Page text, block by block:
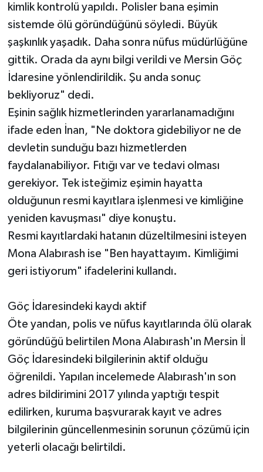
kimlik kontrolü yapıldı. Polisler bana eşimin
sistemde ölü göründüğünü söyledi. Büyük
şaşkınlık yaşadık. Daha sonra nüfus müdürlüğüne
gittik. Orada da aynı bilgi verildi ve Mersin Göç
İdaresine yönlendirildik. Şu anda sonuç
bekliyoruz" dedi.
Eşinin sağlık hizmetlerinden yararlanamadığını
ifade eden İnan, "Ne doktora gidebiliyor ne de
devletin sunduğu bazı hizmetlerden
faydalanabiliyor. Fıtığı var ve tedavi olması
gerekiyor. Tek isteğimiz eşimin hayatta
olduğunun resmi kayıtlara işlenmesi ve kimliğine
yeniden kavuşması" diye konuştu.
Resmi kayıtlardaki hatanın düzeltilmesini isteyen
Mona Alabırash ise "Ben hayattayım. Kimliğimi
geri istiyorum" ifadelerini kullandı.
Göç İdaresindeki kaydı aktif
Öte yandan, polis ve nüfus kayıtlarında ölü olarak
göründüğü belirtilen Mona Alabırash'ın Mersin İl
Göç İdaresindeki bilgilerinin aktif olduğu
öğrenildi. Yapılan incelemede Alabırash'ın son
adres bildirimini 2017 yılında yaptığı tespit
edilirken, kuruma başvurarak kayıt ve adres
bilgilerinin güncellenmesinin sorunun çözümü için
yeterli olacağı belirtildi.